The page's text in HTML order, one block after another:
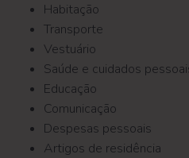
Habitação
Transporte
Vestuário
Saúde e cuidados
Educação
Comunicação
Despesas pessoais
Artigos de residência